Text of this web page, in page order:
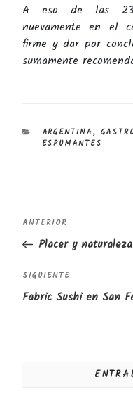
A eso de las
nuevamente en el
firme y dar por
sumamente
CATEGORÍAS
ARGENTINA,
ESPUMANTES
Navegación
de
entradas
Entrada
anterior
ANTERIOR
Placer y
Siguiente
entrada
SIGUIENTE
Fabric Sushi en San